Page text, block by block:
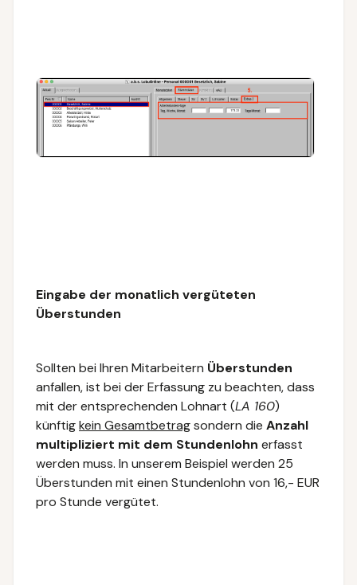
Eingabe der monatlich vergüteten
Überstunden
Sollten bei Ihren Mitarbeitern Überstunden
anfallen, ist bei der Erfassung zu beachten, dass
mit der entsprechenden Lohnart (LA 160)
künftigkein Gesamtbetragsondern die Anzahl
multipliziert mit dem Stundenlohn erfasst
werden muss. In unserem Beispiel werden 25
Überstunden mit einen Stundenlohn von 16,- EUR
pro Stunde vergütet.